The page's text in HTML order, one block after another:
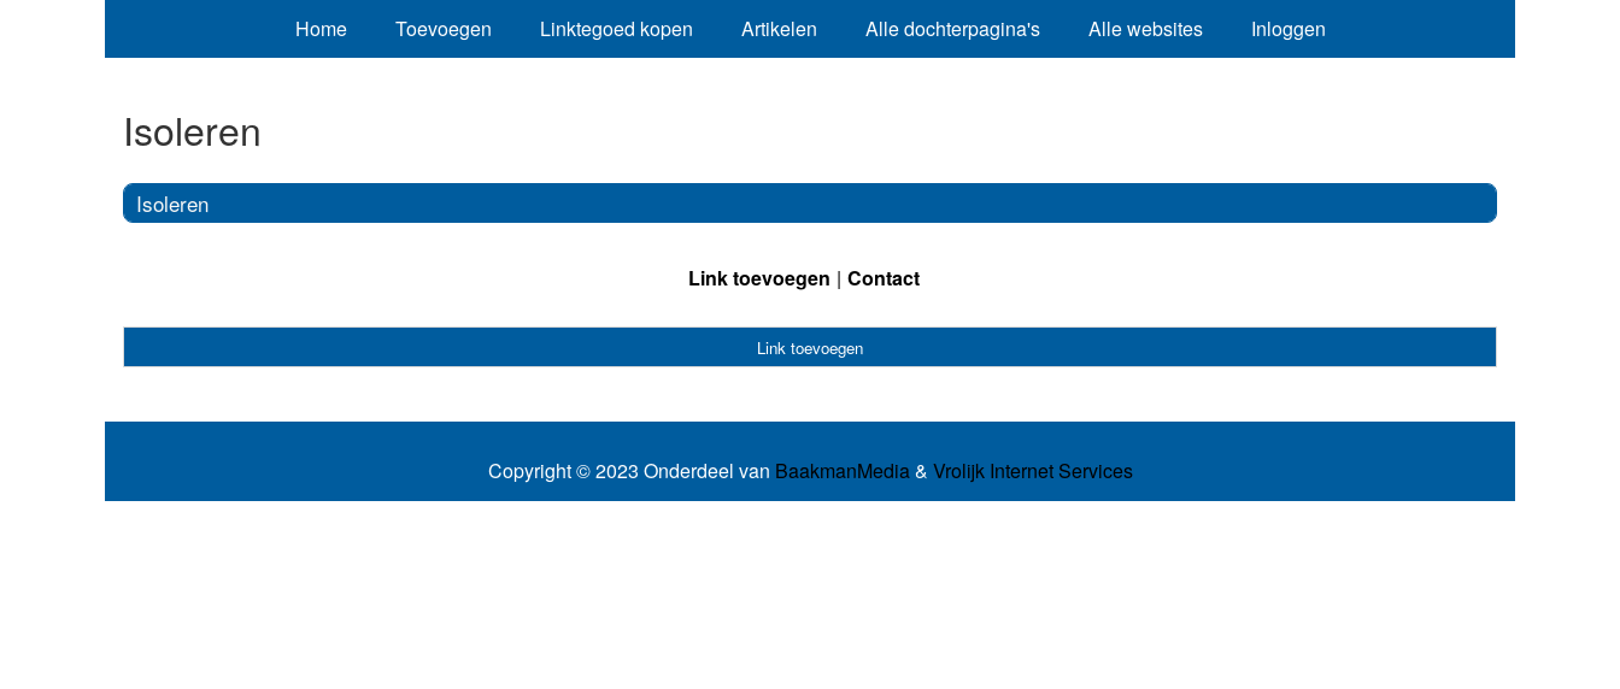
Home Toevoegen Linktegoed kopen Artikelen Alle dochterpagina's Alle websites Inloggen
Isoleren
Isoleren
Link toevoegen Contact
Link toevoegen
Copyright © 2023 Onderdeel van BaakmanMedia& Vrolijk Internet Services